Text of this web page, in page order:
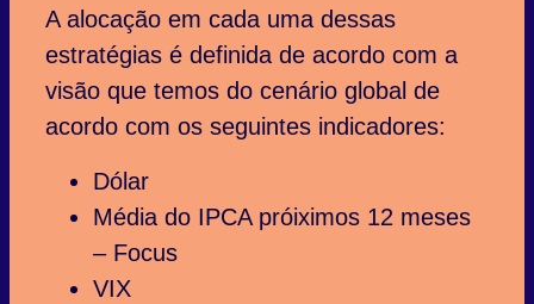
A alocação em cada uma dessas
estratégias é definida de acordo com a
visão que temos do cenário global de
acordo com os seguintes indicadores:
Dólar
Média do IPCA próiximos 12 meses
– Focus
VIX